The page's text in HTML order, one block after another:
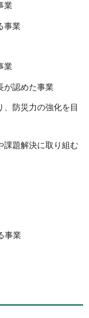
業
事業
業
が認めた事業
防災力の強化を目
課題解決に取り組む
事業